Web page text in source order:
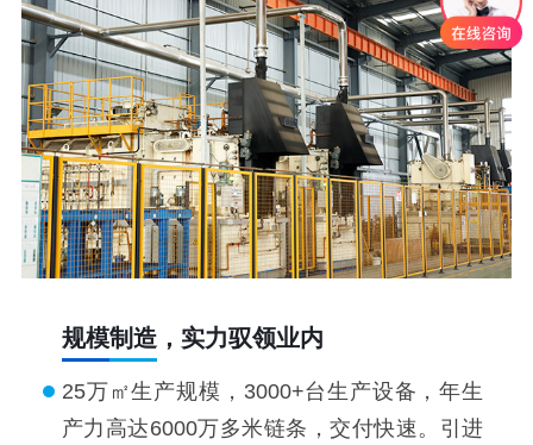
规模制造，实力驭领业内
25万㎡生产规模，3000+台生产设备，年生
产力高达6000万多米链条，交付快速。引进